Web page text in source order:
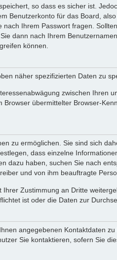
so dass es sicher ist.
Benutzerkonto für das Board,
Ihrem Passwort fragen.
dann nach Ihrem
können.
näher spezifizierten Daten zu
zwischen Ihren
übermittelter Browser-
zu ermöglichen. Sie sind sich
dass einzelne
dazu haben, suchen Sie nach
und von ihm beauftragte
Zustimmung an Dritte
ist oder die Daten zur
angegebenen Kontaktdaten
Sie kontaktieren, sofern Sie